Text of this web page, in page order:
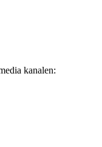
kanalen: